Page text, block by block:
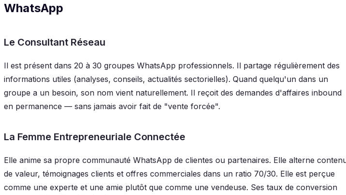
WhatsApp
Le Consultant Réseau
Il est présent dans 20 à 30 groupes WhatsApp professionnels. Il partage régulièrement des
informations utiles (analyses, conseils, actualités sectorielles). Quand quelqu'un dans un
groupe a un besoin, son nom vient naturellement. Il reçoit des demandes d'affaires inbound
en permanence — sans jamais avoir fait de "vente forcée".
La Femme Entrepreneuriale Connectée
Elle anime sa propre communauté WhatsApp de clientes ou partenaires. Elle alterne
de valeur, témoignages clients et offres commerciales dans un ratio 70/30. Elle est perçue
comme une experte et une amie plutôt que comme une vendeuse. Ses taux de conversion